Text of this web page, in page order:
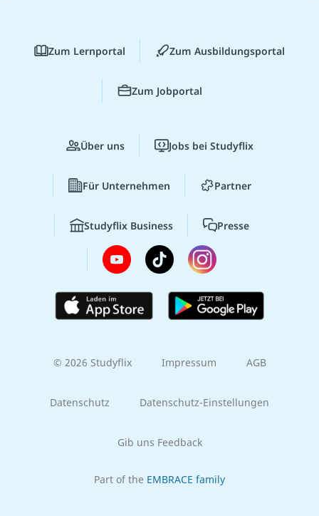
Zum Lernportal Zum Ausbildungsportal
Zum Jobportal
Über uns Jobs bei Studyflix
Für Unternehmen Partner
Studyflix Business Presse
© 2026 Studyflix Impressum AGB
Datenschutz Datenschutz-Einstellungen
Gib uns Feedback
Part of the EMBRACE family